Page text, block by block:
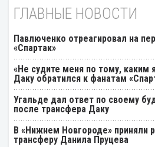
ГЛАВНЫЕ НОВОСТИ
Павлюченко отреагировал на
«Спартак»
«Не судите меня по тому, каким
Даку обратился к фанатам
Угальде дал ответ по своему
после трансфера Даку
В «Нижнем Новгороде» приняли
трансферу Данила Пруцева